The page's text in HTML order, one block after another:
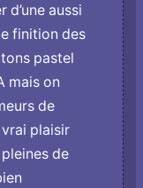
aussi
finition des
pastel
mais o­n
de
vrai plaisir
de